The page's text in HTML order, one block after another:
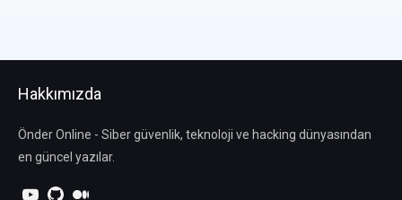
Hakkımızda
Önder Online - Siber güvenlik, teknoloji ve hacking dünyasından
en güncel yazılar.